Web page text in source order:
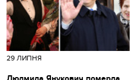
29 ЛИПНЯ